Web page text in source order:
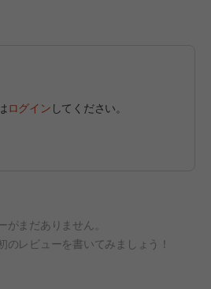
ログイン してください。
がまだありません。
のレビューを書いてみましょう！